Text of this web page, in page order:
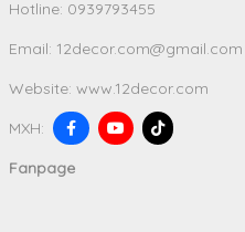
Hotline: 0939793455
Email: 12decor.com@gmail.com
Website: www.12decor.com
MXH:
Fanpage